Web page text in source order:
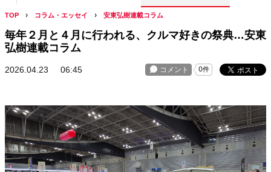
TOP コラム・エッセイ 安東弘樹連載コラム
毎年２月と４月に行われる、クルマ好きの祭典…安東
弘樹連載コラム
2026.04.23 06:45